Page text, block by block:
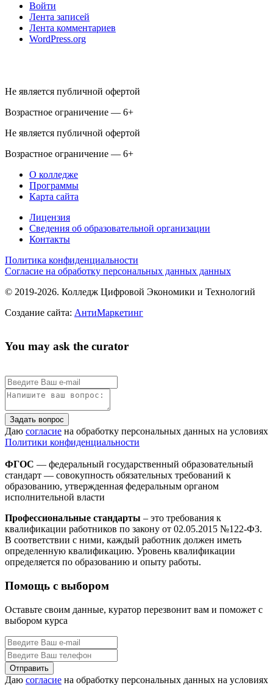
Войти
Лента записей
Лента комментариев
WordPress.org
Не является публичной офертой
Возрастное ограничение — 6+
Не является публичной офертой
Возрастное ограничение — 6+
О колледже
Программы
Карта сайта
Лицензия
Сведения об образовательной организации
Контакты
Политика конфиденциальности
Согласие на обработку персональных данных данных
© 2019-2026. Колледж Цифровой Экономики и Технологий
Создание сайта: АнтиМаркетинг
You may ask the curator
Задать вопрос
Даю согласие на обработку персональных данных на условиях
Политики конфиденциальности
ФГОС — федеральный государственный образовательный
стандарт — совокупность обязательных требований к
образованию, утвержденная федеральным органом
исполнительной власти
Профессиональные стандарты – это требования к
квалификации работников по закону от 02.05.2015 №122-ФЗ.
В соответствии с ними, каждый работник должен иметь
определенную квалификацию. Уровень квалификации
определяется по образованию и опыту работы.
Помощь с выбором
Оставьте своим данные, куратор перезвонит вам и поможет с
выбором курса
Даю согласие на обработку персональных данных на условиях